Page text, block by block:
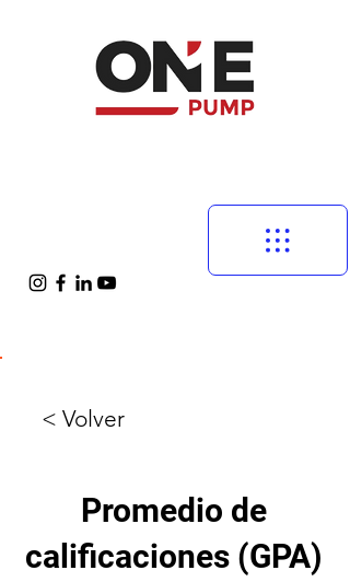
< Volver
Promedio de
calificaciones (GPA)